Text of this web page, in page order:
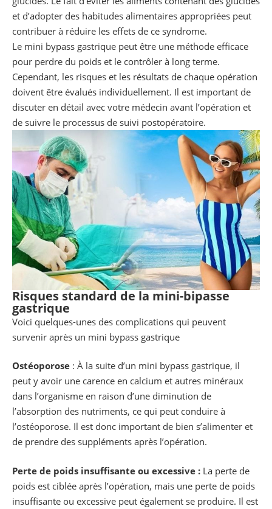
et d’adopter des habitudes alimentaires appropriées peut
contribuer à réduire les effets de ce syndrome.
Le mini bypass gastrique peut être une méthode efficace
pour perdre du poids et le contrôler à long terme.
Cependant, les risques et les résultats de chaque opération
doivent être évalués individuellement. Il est important de
discuter en détail avec votre médecin avant l’opération et
de suivre le processus de suivi postopératoire.
Risques standard de la mini-bipasse
gastrique
Voici quelques-unes des complications qui peuvent
survenir après un mini bypass gastrique
Ostéoporose : À la suite d’un mini bypass gastrique, il
peut y avoir une carence en calcium et autres minéraux
dans l’organisme en raison d’une diminution de
l’absorption des nutriments, ce qui peut conduire à
l’ostéoporose. Il est donc important de bien s’alimenter et
de prendre des suppléments après l’opération.
Perte de poids insuffisante ou excessive : La perte de
poids est ciblée après l’opération, mais une perte de poids
insuffisante ou excessive peut également se produire. Il est